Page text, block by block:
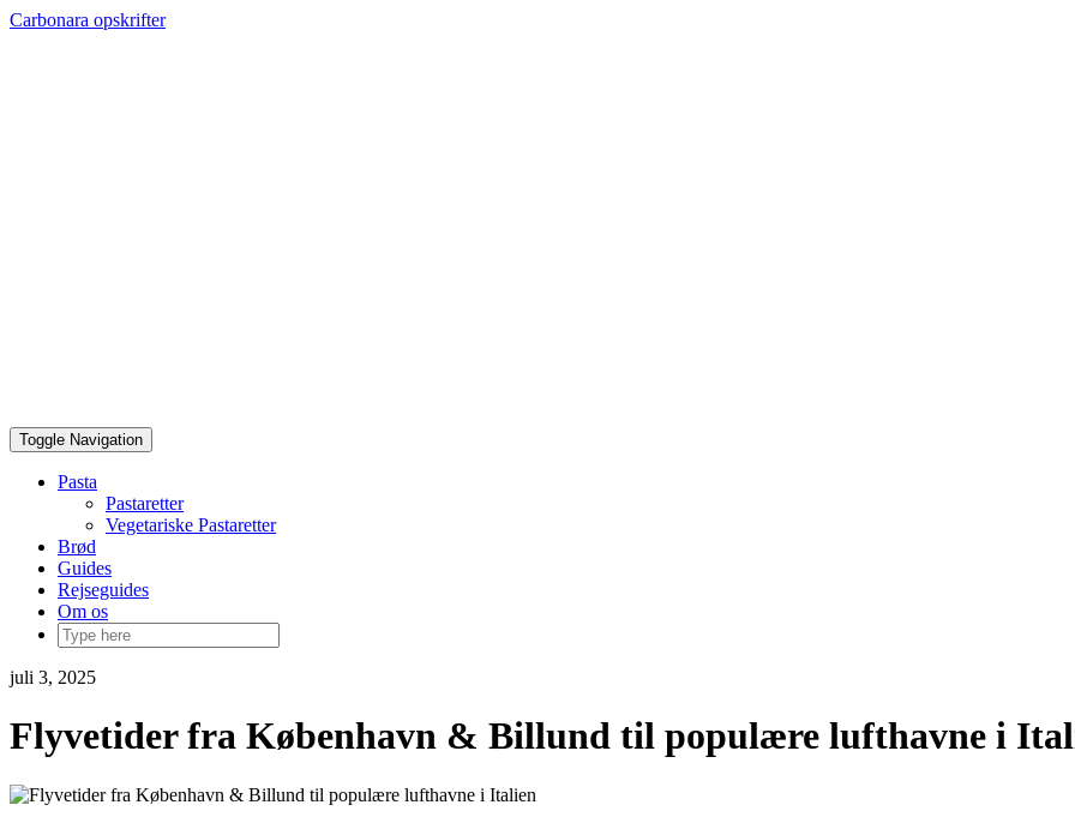
Skip
Carbonara opskrifter
Toggle Navigation
Pasta
Pastaretter
Vegetariske Pastaretter
Brød
Guides
Rejseguides
Om os
juli 3, 2025
Flyvetider fra København & Billund til populære lufthavne i